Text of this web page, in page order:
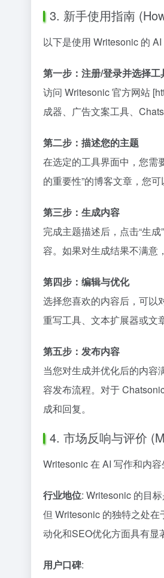
3. 新手使用指南
以下是使用 Writesonic 的
第一步：注册/登录并选择工
访问 Writesonic 官方网站
成器、广告文案工具、
第二步：描述您的主题
在选定的工具界面中，您需
的重要性”的博客文章，您
第三步：生成内容
完成主题描述后，点击“生
容。如果对生成结果不满意
第四步：编辑与优化
选择您喜欢的内容后，可以
重写工具、文本扩展器或文
第五步：发布内容
当您对生成并优化后的内容
容发布流程。对于
成和回复。
4. 市场反响与评价
Writesonic 在 AI 写作和内
行业地位: Writesonic 的目
但 Writesonic 的独特之处
动化和SEO优化方面具有显
用户口碑: